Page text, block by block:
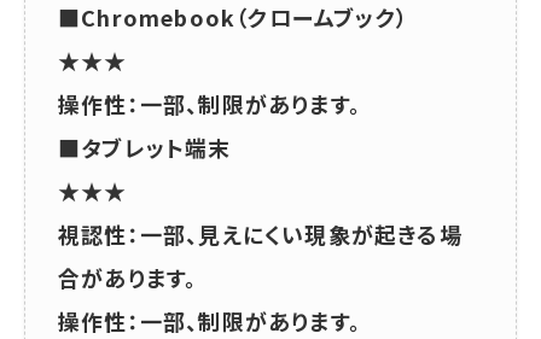
■Chromebook（クロームブック）
★★★
操作性：一部、制限があります。
■タブレット端末
★★★
視認性：一部、見えにくい現象が起きる場
合があります。
操作性：一部、制限があります。